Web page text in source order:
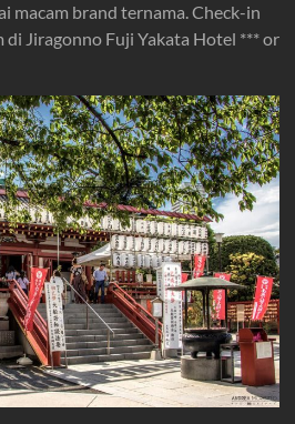
macam brand ternama. Check-in
Jiragonno Fuji Yakata Hotel *** or